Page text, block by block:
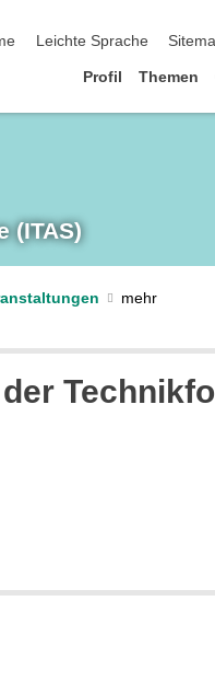
Leichte Sprache
Profil Themen
(ITAS)